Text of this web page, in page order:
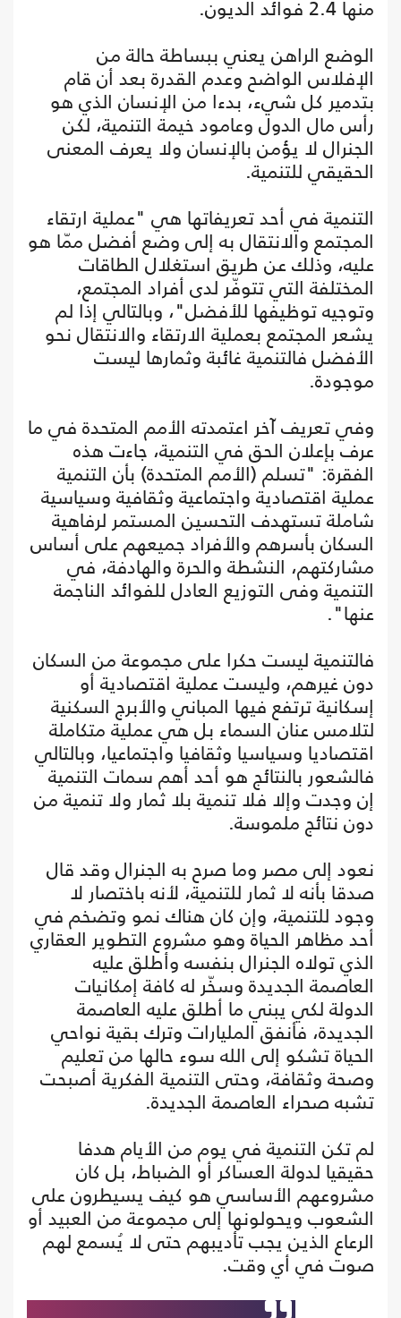
منها 2.4 فوائد الديون.
الوضع الراهن يعني ببساطة حالة من
الإفلاس الواضح وعدم القدرة بعد أن قام
بتدمير كل شيء، بدءا من الإنسان الذي هو
رأس مال الدول وعامود خيمة التنمية، لكن
الجنرال لا يؤمن بالإنسان ولا يعرف المعنى
الحقيقي للتنمية.
التنمية في أحد تعريفاتها هي "عملية ارتقاء
المجتمع والانتقال به إلى وضع أفضل ممّا هو
عليه، وذلك عن طريق استغلال الطاقات
المختلفة التي تتوفّر لدى أفراد المجتمع،
وتوجيه توظيفها للأفضل"، وبالتالي إذا لم
يشعر المجتمع بعملية الارتقاء والانتقال نحو
الأفضل فالتنمية غائبة وثمارها ليست
موجودة.
وفي تعريف آخر اعتمدته الأمم المتحدة في ما
عرف بإعلان الحق في التنمية، جاءت هذه
الفقرة: "تسلم (الأمم المتحدة) بأن التنمية
عملية اقتصادية واجتماعية وثقافية وسياسية
شاملة تستهدف التحسين المستمر لرفاهية
السكان بأسرهم والأفراد جميعهم على أساس
مشاركتهم، النشطة والحرة والهادفة، في
التنمية وفى التوزيع العادل للفوائد الناجمة
عنها".
فالتنمية ليست حكرا على مجموعة من السكان
دون غيرهم، وليست عملية اقتصادية أو
إسكانية ترتفع فيها المباني والأبرج السكنية
لتلامس عنان السماء بل هي عملية متكاملة
اقتصاديا وسياسيا وثقافيا واجتماعيا، وبالتالي
فالشعور بالنتائج هو أحد أهم سمات التنمية
إن وجدت وإلا فلا تنمية بلا ثمار ولا تنمية من
دون نتائج ملموسة.
نعود إلى مصر وما صرح به الجنرال وقد قال
صدقا بأنه لا ثمار للتنمية، لأنه باختصار لا
وجود للتنمية، وإن كان هناك نمو وتضخم في
أحد مظاهر الحياة وهو مشروع التطوير العقاري
الذي تولاه الجنرال بنفسه وأطلق عليه
العاصمة الجديدة وسخّر له كافة إمكانيات
الدولة لكي يبني ما أطلق عليه العاصمة
الجديدة، فأنفق المليارات وترك بقية نواحي
الحياة تشكو إلى الله سوء حالها من تعليم
وصحة وثقافة، وحتى التنمية الفكرية أصبحت
تشبه صحراء العاصمة الجديدة.
لم تكن التنمية في يوم من الأيام هدفا
حقيقيا لدولة العساكر أو الضباط، بل كان
مشروعهم الأساسي هو كيف يسيطرون على
الشعوب ويحولونها إلى مجموعة من العبيد أو
الرعاع الذين يجب تأديبهم حتى لا يُسمع لهم
صوت في أي وقت.